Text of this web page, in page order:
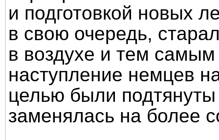
и подготовкой новых
в свою очередь,
в воздухе и тем самым
наступление немцев
целью были подтянуты
заменялась на более